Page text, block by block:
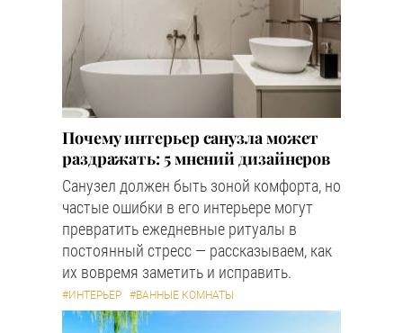
Почему интерьер санузла может
раздражать: 5 мнений дизайнеров
Санузел должен быть зоной комфорта, но
частые ошибки в его интерьере могут
превратить ежедневные ритуалы в
постоянный стресс — рассказываем, как
их вовремя заметить и исправить.
#ИНТЕРЬЕР #ВАННЫЕ КОМНАТЫ